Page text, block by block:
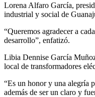
Lorena Alfaro García,
industrial y social de
“Queremos agradecer a
desarrollo”, enfatizó.
Libia Dennise García
local de transformadores
“Es un honor y una alegría
además de ser un claro y